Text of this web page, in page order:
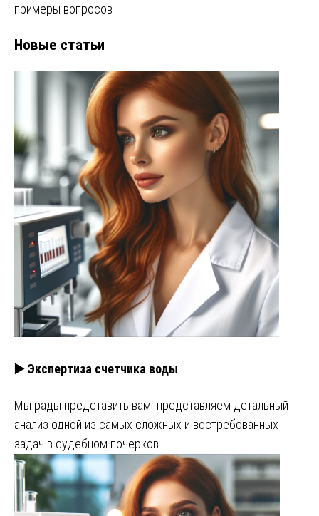
примеры вопросов
Новые статьи
▶️ Экспертиза счетчика воды
Мы рады представить вам представляем детальный
анализ одной из самых сложных и востребованных
задач в судебном почерков…